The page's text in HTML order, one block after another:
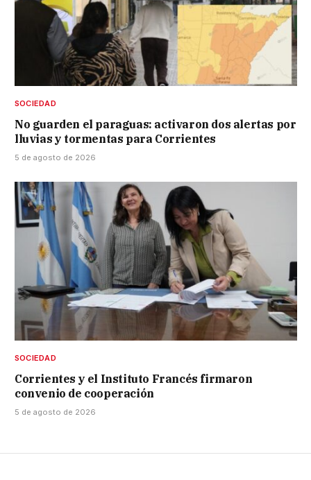
SOCIEDAD
No guarden el paraguas: activaron dos alertas por
lluvias y tormentas para Corrientes
5 de agosto de 2026
SOCIEDAD
Corrientes y el Instituto Francés firmaron
convenio de cooperación
5 de agosto de 2026